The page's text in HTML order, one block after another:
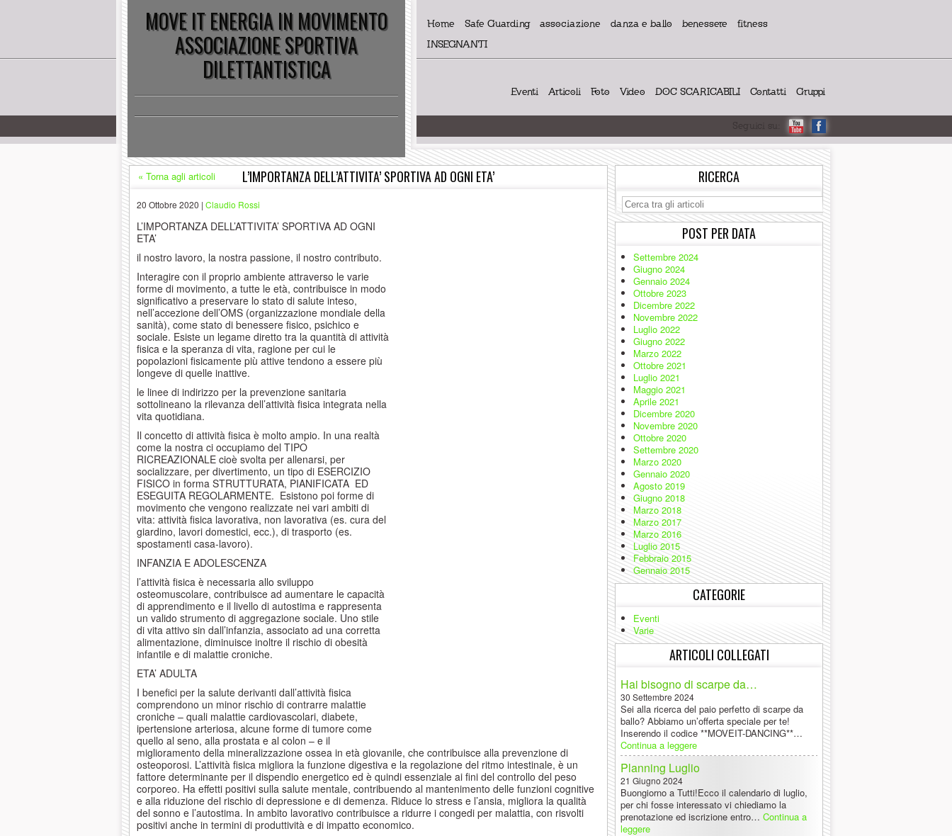
MOVE IT ENERGIA IN MOVIMENTO
ASSOCIAZIONE SPORTIVA
DILETTANTISTICA
Home Safe Guarding associazione danza e ballo benessere
fitness
INSEGNANTI
Eventi Articoli Foto Video DOC SCARICABILI Contatti Gruppi
RICERCA
POST PER DATA
Settembre 2024
Giugno 2024
Gennaio 2024
Ottobre 2023
Dicembre 2022
Novembre 2022
Luglio 2022
Giugno 2022
Marzo 2022
Ottobre 2021
Luglio 2021
Maggio 2021
Aprile 2021
Dicembre 2020
Novembre 2020
Ottobre 2020
Settembre 2020
Marzo 2020
Gennaio 2020
Agosto 2019
Giugno 2018
Marzo 2018
Marzo 2017
Marzo 2016
Luglio 2015
Febbraio 2015
Gennaio 2015
CATEGORIE
Eventi
Varie
ARTICOLI COLLEGATI
Hai bisogno di scarpe da…
30 Settembre 2024
Sei alla ricerca del paio perfetto di scarpe da
ballo? Abbiamo un’offerta speciale per te!
Inserendo il codice **MOVEIT-DANCING**…
Continua a leggere
Planning Luglio
21 Giugno 2024
Buongiorno a Tutti!Ecco il calendario di luglio,
per chi fosse interessato vi chiediamo la
prenotazione ed iscrizione entro…Continua a
leggere
« Torna agli articoli L’IMPORTANZA DELL’ATTIVITA’ SPORTIVA AD OGNI ETA’
20 Ottobre 2020 | Claudio Rossi
L’IMPORTANZA DELL’ATTIVITA’ SPORTIVA AD OGNI
ETA’
il nostro lavoro, la nostra passione, il nostro contributo.
Interagire con il proprio ambiente attraverso le varie
forme di movimento, a tutte le età, contribuisce in modo
significativo a preservare lo stato di salute inteso,
nell’accezione dell’OMS (organizzazione mondiale della
sanità), come stato di benessere fisico, psichico e
sociale. Esiste un legame diretto tra la quantità di attività
fisica e la speranza di vita, ragione per cui le
popolazioni fisicamente più attive tendono a essere più
longeve di quelle inattive.
le linee di indirizzo per la prevenzione sanitaria
sottolineano la rilevanza dell’attività fisica integrata nella
vita quotidiana.
Il concetto di attività fisica è molto ampio. In una realtà
come la nostra ci occupiamo del TIPO
RICREAZIONALE cioè svolta per allenarsi, per
socializzare, per divertimento, un tipo di ESERCIZIO
FISICO in forma STRUTTURATA, PIANIFICATA ED
ESEGUITA REGOLARMENTE. Esistono poi forme di
movimento che vengono realizzate nei vari ambiti di
vita: attività fisica lavorativa, non lavorativa (es. cura del
giardino, lavori domestici, ecc.), di trasporto (es.
spostamenti casa-lavoro).
INFANZIA E ADOLESCENZA
l’attività fisica è necessaria allo sviluppo
osteomuscolare, contribuisce ad aumentare le capacità
di apprendimento e il livello di autostima e rappresenta
un valido strumento di aggregazione sociale. Uno stile
di vita attivo sin dall’infanzia, associato ad una corretta
alimentazione, diminuisce inoltre il rischio di obesità
infantile e di malattie croniche.
ETA’ ADULTA
I benefici per la salute derivanti dall’attività fisica
comprendono un minor rischio di contrarre malattie
croniche – quali malattie cardiovascolari, diabete,
ipertensione arteriosa, alcune forme di tumore come
quello al seno, alla prostata e al colon – e il
miglioramento della mineralizzazione ossea in età giovanile, che contribuisce alla prevenzione di
osteoporosi. L’attività fisica migliora la funzione digestiva e la regolazione del ritmo intestinale, è un
fattore determinante per il dispendio energetico ed è quindi essenziale ai fini del controllo del peso
corporeo. Ha effetti positivi sulla salute mentale, contribuendo al mantenimento delle funzioni cognitive
e alla riduzione del rischio di depressione e di demenza. Riduce lo stress e l’ansia, migliora la qualità
del sonno e l’autostima. In ambito lavorativo contribuisce a ridurre i congedi per malattia, con risvolti
positivi anche in termini di produttività e di impatto economico.